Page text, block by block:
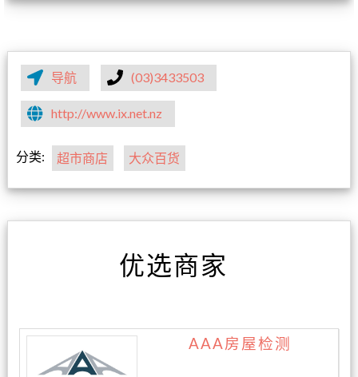
导航 (03)3433503
http://www.ix.net.nz
分类: 超市商店 大众百货
优选商家
AAA房屋检测